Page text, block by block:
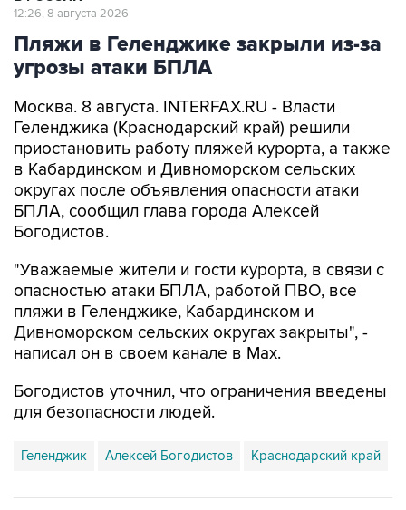
12:26, 8 августа 2026
Пляжи в Геленджике закрыли из-за
угрозы атаки БПЛА
Москва. 8 августа. INTERFAX.RU - Власти
Геленджика (Краснодарский край) решили
приостановить работу пляжей курорта, а также
в Кабардинском и Дивноморском сельских
округах после объявления опасности атаки
БПЛА, сообщил глава города Алексей
Богодистов.
"Уважаемые жители и гости курорта, в связи с
опасностью атаки БПЛА, работой ПВО, все
пляжи в Геленджике, Кабардинском и
Дивноморском сельских округах закрыты", -
написал он в своем канале в Max.
Богодистов уточнил, что ограничения введены
для безопасности людей.
Геленджик Алексей Богодистов Краснодарский край